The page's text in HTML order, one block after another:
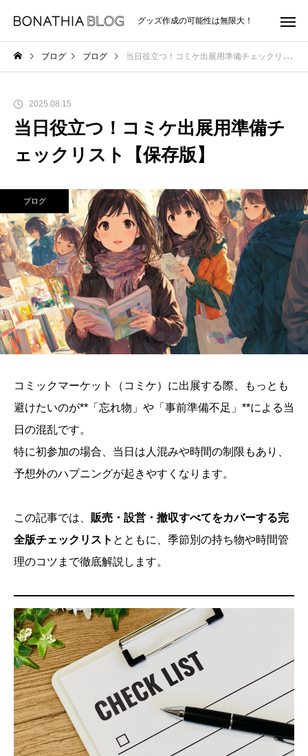
グッズ作成の可能性は無限大！
ブログ ブログ 当日役立つ！コミケ出展用準備チェックリスト【保存版】
2025.08.15
当日役立つ！コミケ出展用準備チ
ェックリスト【保存版】
ブログ
コミックマーケット（コミケ）に出展する際、もっとも
避けたいのが**「忘れ物」や「事前準備不足」**による当
日の混乱です。
特に初参加の場合、当日は人混みや時間の制限もあり、
予想外のハプニングが起きやすくなります。
この記事では、 販売・設営・撤収すべてをカバーする完
全版チェックリスト とともに、季節別の持ち物や時間管
理のコツまで徹底解説します。